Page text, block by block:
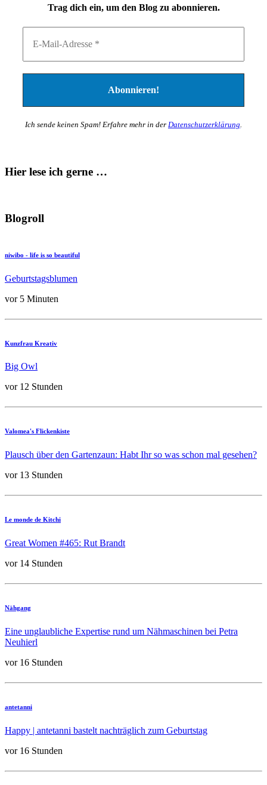
Trag dich ein, um den Blog zu abonnieren.
Ich sende keinen Spam! Erfahre mehr in der Datenschutzerklärung
Hier lese ich gerne …
Blogroll
niwibo - life is so beautiful
Geburtstagsblumen
vor 5 Minuten
Kunzfrau Kreativ
Big Owl
vor 12 Stunden
Valomea's Flickenkiste
Plausch über den Gartenzaun: Habt Ihr so was schon mal gesehen?
vor 13 Stunden
Le monde de Kitchi
Great Women #465: Rut Brandt
vor 14 Stunden
Nähgang
Eine unglaubliche Expertise rund um Nähmaschinen bei Petra
Neuhierl
vor 16 Stunden
antetanni
Happy | antetanni bastelt nachträglich zum Geburtstag
vor 16 Stunden